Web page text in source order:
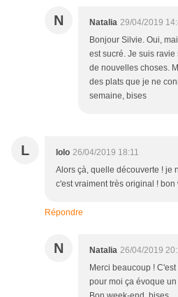
N Natalia 29/04/2019
Bonjour Silvie. Oui,
est sucré. Je suis
de nouvelles choses.
des plats que je ne
semaine, bises
L lolo 26/04/2019 18:11
Alors çà, quelle découverte ! je
c'est vraiment très original !
Répondre
N Natalia 26/04/2019
Merci beaucoup !
pour moi ça évoque